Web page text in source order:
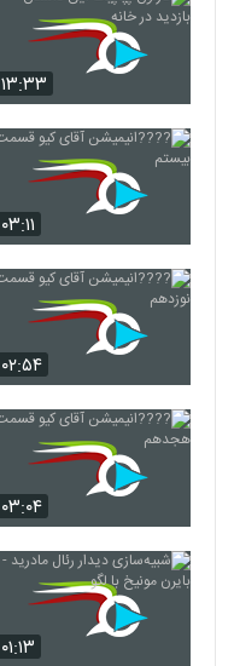
۱۳:۳۳
۰۳:۱۱
۰۲:۵۴
۰۳:۰۴
۰۱:۱۳